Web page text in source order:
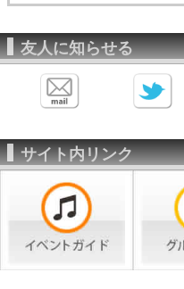
友人に知らせる
サイト内リンク